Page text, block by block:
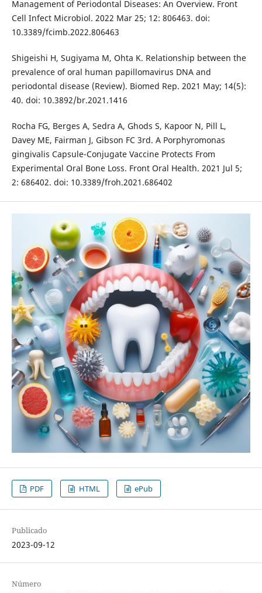
Management of Periodontal Diseases: An Overview. Front
Cell Infect Microbiol. 2022 Mar 25; 12: 806463. doi:
10.3389/fcimb.2022.806463
Shigeishi H, Sugiyama M, Ohta K. Relationship between the
prevalence of oral human papillomavirus DNA and
periodontal disease (Review). Biomed Rep. 2021 May; 14(5):
40. doi: 10.3892/br.2021.1416
Rocha FG, Berges A, Sedra A, Ghods S, Kapoor N, Pill L,
Davey ME, Fairman J, Gibson FC 3rd. A Porphyromonas
gingivalis Capsule-Conjugate Vaccine Protects From
Experimental Oral Bone Loss. Front Oral Health. 2021 Jul 5;
2: 686402. doi: 10.3389/froh.2021.686402
PDF HTML ePub
Publicado
2023-09-12
Número